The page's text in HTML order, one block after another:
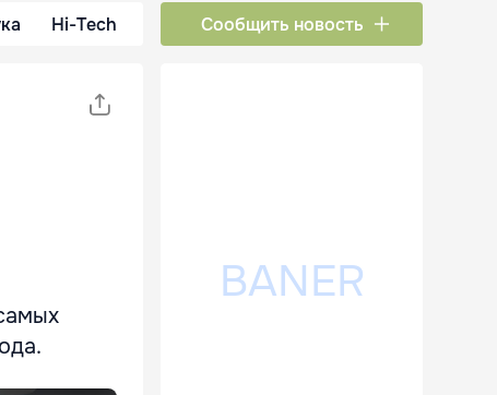
Hi-Tech Сообщить новость